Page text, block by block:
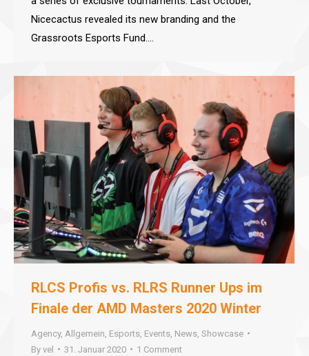
Nicecactus revealed its new branding and the
Grassroots Esports Fund.…
RLCS Profis vs. RLRS Runner Ups im
Finale der AMD Masters 2020 Winter
Agency, Allgemein Esports Events News Showcase
By vel 31. Januar 2020 1 Comment